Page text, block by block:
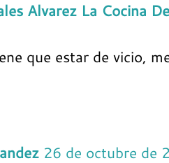
Alvarez La Cocina
que estar de vicio,
26 de octubre de